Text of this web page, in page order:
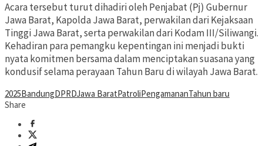
Acara tersebut turut dihadiri oleh Penjabat (Pj) Gubernur
Jawa Barat, Kapolda Jawa Barat, perwakilan dari Kejaksaan
Tinggi Jawa Barat, serta perwakilan dari Kodam III/Siliwangi.
Kehadiran para pemangku kepentingan ini menjadi bukti
nyata komitmen bersama dalam menciptakan suasana yang
kondusif selama perayaan Tahun Baru di wilayah Jawa Barat.
2025BandungDPRDJawa BaratPatroliPengamananTahun baru
Share